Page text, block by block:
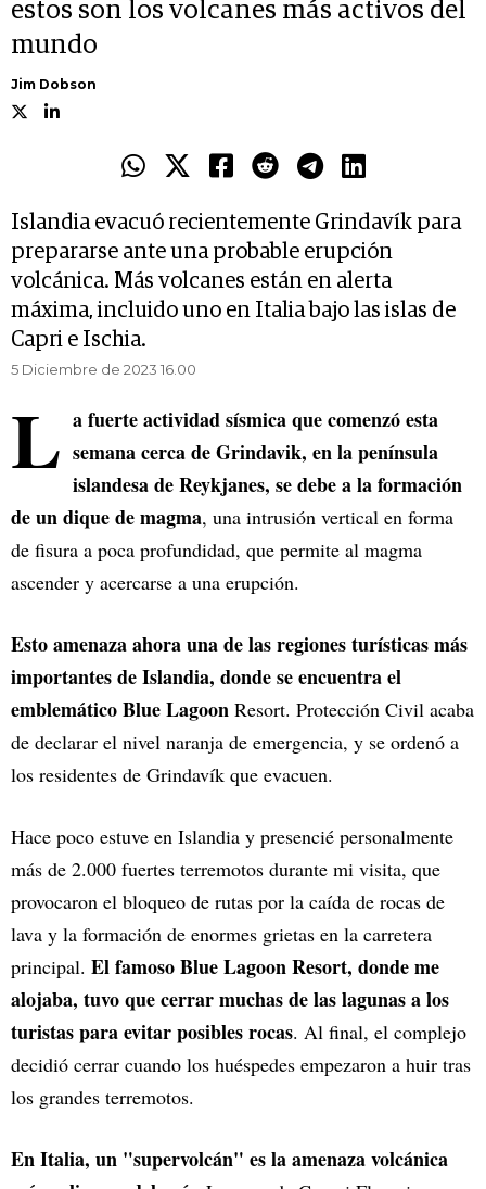
estos son los volcanes más activos del
mundo
Jim Dobson
Islandia evacuó recientemente Grindavík para
prepararse ante una probable erupción
volcánica. Más volcanes están en alerta
máxima, incluido uno en Italia bajo las islas de
Capri e Ischia.
5 Diciembre de 2023 16.00
L a fuerte actividad sísmica que comenzó esta
semana cerca de Grindavik, en la península
islandesa de Reykjanes, se debe a la formación
de un dique de magma, una intrusión vertical en forma
de fisura a poca profundidad, que permite al magma
ascender y acercarse a una erupción.
Esto amenaza ahora una de las regiones turísticas más
importantes de Islandia, donde se encuentra el
emblemático Blue Lagoon Resort. Protección Civil acaba
de declarar el nivel naranja de emergencia, y se ordenó a
los residentes de Grindavík que evacuen.
Hace poco estuve en Islandia y presencié personalmente
más de 2.000 fuertes terremotos durante mi visita, que
provocaron el bloqueo de rutas por la caída de rocas de
lava y la formación de enormes grietas en la carretera
principal. El famoso Blue Lagoon Resort, donde me
alojaba, tuvo que cerrar muchas de las lagunas a los
turistas para evitar posibles rocas. Al final, el complejo
decidió cerrar cuando los huéspedes empezaron a huir tras
los grandes terremotos.
En Italia, un "supervolcán" es la amenaza volcánica